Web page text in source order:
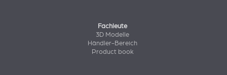
Fachleute
3D Modelle
Händler-Bereich
Product book